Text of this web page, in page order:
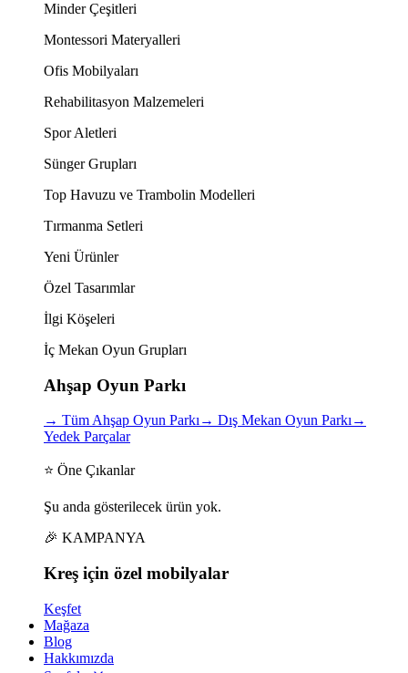
Minder Çeşitleri
Montessori Materyalleri
Ofis Mobilyaları
Rehabilitasyon Malzemeleri
Spor Aletleri
Sünger Grupları
Top Havuzu ve Trambolin Modelleri
Tırmanma Setleri
Yeni Ürünler
Özel Tasarımlar
İlgi Köşeleri
İç Mekan Oyun Grupları
Ahşap Oyun Parkı
→ Tüm Ahşap Oyun Parkı→ Dış Mekan Oyun Parkı→
Yedek Parçalar
⭐ Öne Çıkanlar
Şu anda gösterilecek ürün yok.
🎉 KAMPANYA
Kreş için özel mobilyalar
Keşfet
Mağaza
Blog
Hakkımızda